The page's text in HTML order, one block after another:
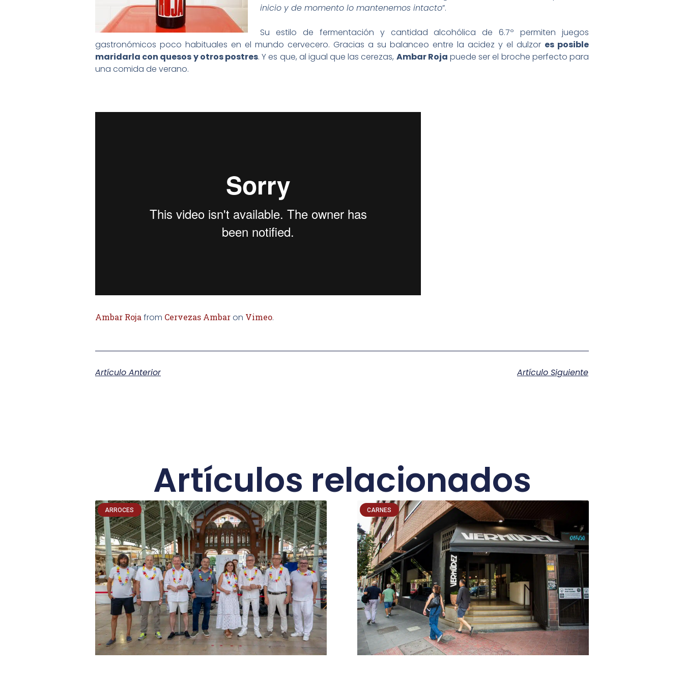
inicio y de momento lo mantenemos intacto”.
Su estilo de fermentación y cantidad alcohólica de 6.7º permiten juegos
gastronómicos poco habituales en el mundo cervecero. Gracias a su balanceo entre la acidez y el dulzor es posible
maridarla con quesos y otros postres. Y es que, al igual que las cerezas, Ambar Roja puede ser el broche perfecto para
una comida de verano.
Ambar Roja from Cervezas Ambaron Vimeo.
Artículo Anterior Artículo Siguiente
Artículos relacionados
ARROCES CARNES